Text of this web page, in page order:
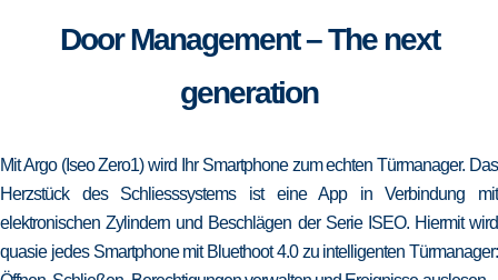
Door Management – The next
generation
Mit Argo (Iseo Zero1) wird Ihr Smartphone zum echten Türmanager. Das
Herzstück des Schliesssystems ist eine App in Verbindung mit
elektronischen Zylindern und Beschlägen der Serie ISEO. Hiermit wird
quasie jedes Smartphone mit Bluethoot 4.0 zu intelligenten Türmanager: